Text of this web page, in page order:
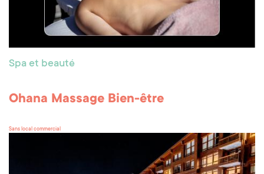
Spa et beauté
Ohana Massage Bien-être
Sans local commercial